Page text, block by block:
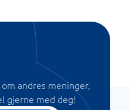
andres meninger,
gjerne med deg!